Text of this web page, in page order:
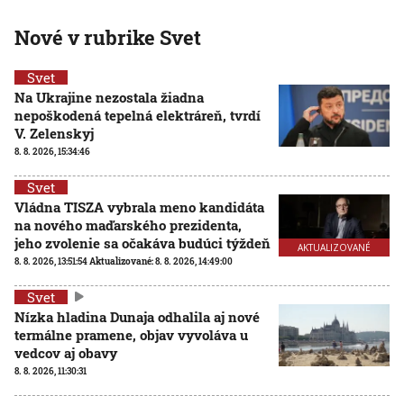
Nové v rubrike Svet
Svet
Na Ukrajine nezostala žiadna
nepoškodená tepelná elektráreň, tvrdí
V. Zelenskyj
8. 8. 2026, 15:34:46
AKTUALIZOVANÉ
Svet
Vládna TISZA vybrala meno kandidáta
na nového maďarského prezidenta,
jeho zvolenie sa očakáva budúci týždeň
8. 8. 2026, 13:51:54Aktualizované:8. 8. 2026, 14:49:00
Svet
Nízka hladina Dunaja odhalila aj nové
termálne pramene, objav vyvoláva u
vedcov aj obavy
8. 8. 2026, 11:30:31